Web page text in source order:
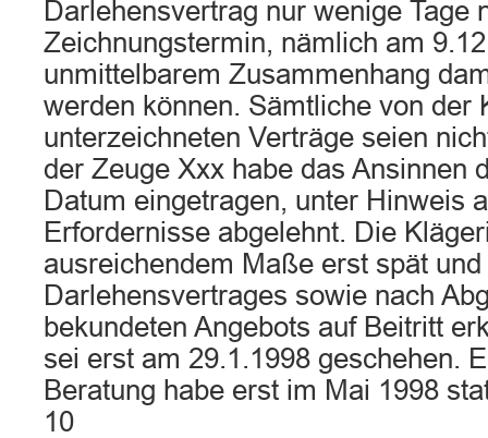
Darlehensvertrag nur wenige Tage
Zeichnungstermin, nämlich am
unmittelbarem Zusammenhang
werden können. Sämtliche von der
unterzeichneten Verträge seien
der Zeuge Xxx habe das Ansinnen
Datum eingetragen, unter Hinweis
Erfordernisse abgelehnt. Die
ausreichendem Maße erst spät
Darlehensvertrages sowie nach
bekundeten Angebots auf Beitritt
sei erst am 29.1.1998 geschehen.
Beratung habe erst im Mai 1998
10